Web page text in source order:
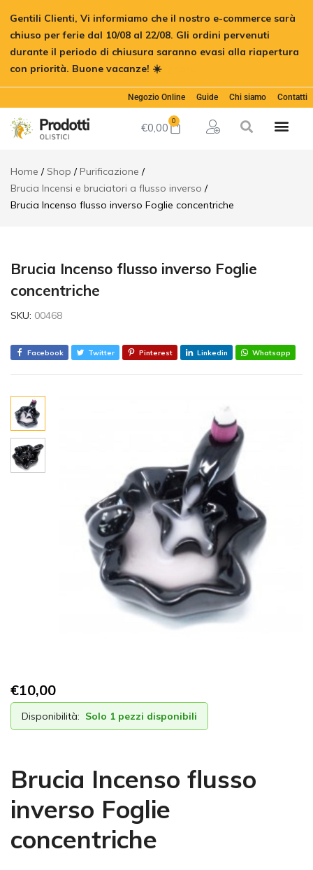
Gentili Clienti, Vi informiamo che il nostro e-commerce sarà
chiuso per ferie dal 10/08 al 22/08. Gli ordini pervenuti
durante il periodo di chiusura saranno evasi alla riapertura
con priorità. Buone vacanze! ☀️
Negozio Online Guide Chi siamo Contatti
€0,00 0
Home Shop
Purificazione
Brucia Incensi e bruciatori a flusso inverso
Brucia Incenso flusso inverso Foglie concentriche
Brucia Incenso flusso inverso Foglie
concentriche
SKU: 00468
Facebook Twitter Pinterest Linkedin Whatsapp
€10,00
Disponibilità: Solo 1 pezzi disponibili
Brucia Incenso flusso
inverso Foglie
concentriche
Brucia
Incenso
flusso
inverso
Foglie
concentriche
Descrizione
aggiuntive
Recensioni (0)
€10,00